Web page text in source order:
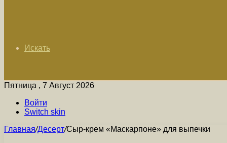
Искать
Пятница , 7 Август 2026
Войти
Switch skin
Главная/Десерт/Сыр-крем «Маскарпоне» для выпечки